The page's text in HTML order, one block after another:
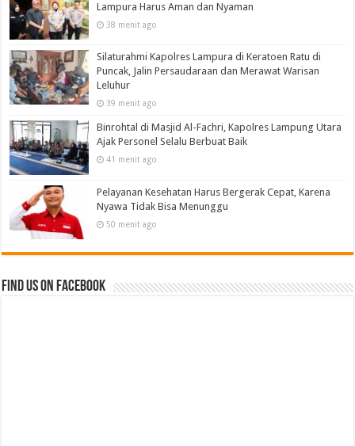
Lampura Harus Aman dan Nyaman
38 menit ago
Silaturahmi Kapolres Lampura di Keratoen Ratu di
Puncak, Jalin Persaudaraan dan Merawat Warisan
Leluhur
39 menit ago
Binrohtal di Masjid Al-Fachri, Kapolres Lampung Utara
Ajak Personel Selalu Berbuat Baik
41 menit ago
Pelayanan Kesehatan Harus Bergerak Cepat, Karena
Nyawa Tidak Bisa Menunggu
50 menit ago
Find us on Facebook